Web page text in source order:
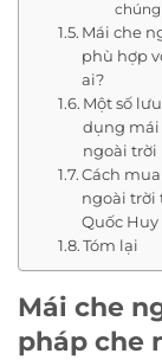
Mái che
phù hợp
ai?
Một số
dụng mái
ngoài trời
Cách
ngoài trời
Quốc Huy
Tóm lại
Mái che
pháp che